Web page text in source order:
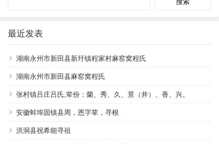
最近发表
湖南永州市新田县新圩镇程家村麻窑窝程氏
湖南永州市新田县麻窑窝程氏
张村镇吕庄吕氏,辈份：蘭、秀、久、景（井）、香、兴。
安徽蚌埠固镇县周，恩字辈，寻根
洪洞县祝希能寻祖